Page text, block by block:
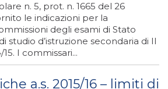
n. 5, prot. n. 1665 del 26
le indicazioni per la
degli esami di Stato
studio d’istruzione secondaria di II
15. I commissari...
a.s. 2015/16 – limiti di